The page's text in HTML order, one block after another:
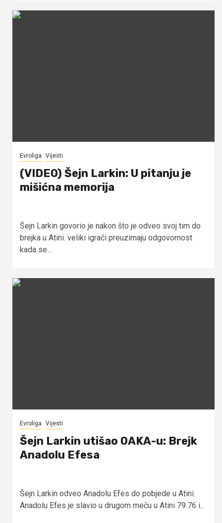
Evroliga Vijesti
(VIDEO) Šejn Larkin: U pitanju je
mišićna memorija
Šejn Larkin govorio je nakon što je odveo svoj tim do
brejka u Atini. veliki igrači preuzimaju odgovornost
kada se...
Evroliga Vijesti
Šejn Larkin utišao OAKA-u: Brejk
Anadolu Efesa
Šejn Larkin odveo Anadolu Efes do pobjede u Atini.
Anadolu Efes je slavio u drugom meču u Atini 79:76 i...